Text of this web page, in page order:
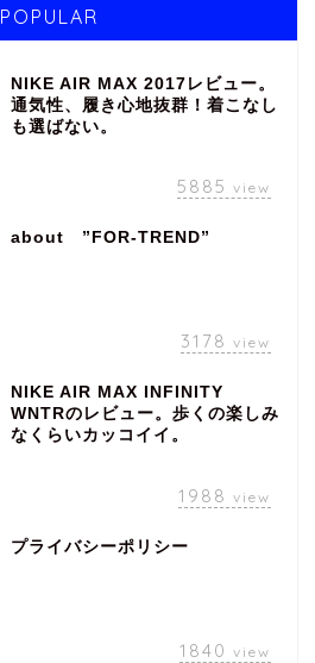
POPULAR
NIKE AIR MAX 2017レビュー。
通気性、履き心地抜群！着こなし
も選ばない。
5885 view
about ”FOR-TREND”
3178 view
NIKE AIR MAX INFINITY
WNTRのレビュー。歩くの楽しみ
なくらいカッコイイ。
1988 view
プライバシーポリシー
1840 view